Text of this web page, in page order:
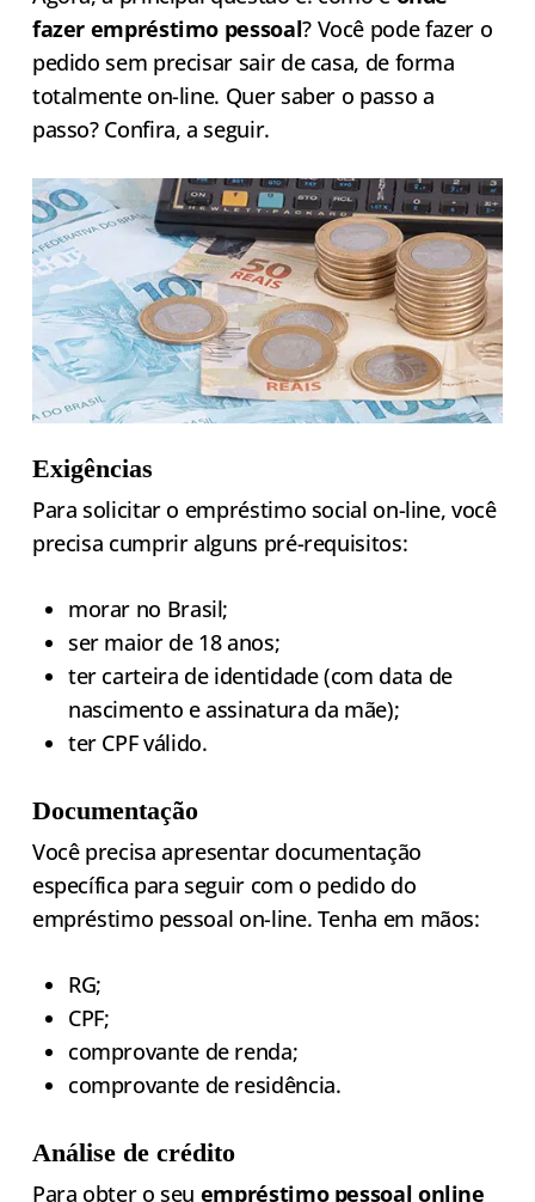
fazer empréstimo pessoal? Você pode fazer o
pedido sem precisar sair de casa, de forma
totalmente on-line. Quer saber o passo a
passo? Confira, a seguir.
Exigências
Para solicitar o empréstimo social on-line, você
precisa cumprir alguns pré-requisitos:
morar no Brasil;
ser maior de 18 anos;
ter carteira de identidade (com data de
nascimento e assinatura da mãe);
ter CPF válido.
Documentação
Você precisa apresentar documentação
específica para seguir com o pedido do
empréstimo pessoal on-line. Tenha em mãos:
RG;
CPF;
comprovante de renda;
comprovante de residência.
Análise de crédito
Para obter o seu empréstimo pessoal online